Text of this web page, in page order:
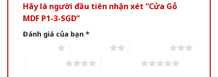
Hãy là người đầu tiên nhận xét “Cửa Gỗ
MDF P1-3-SGD”
Đánh giá của bạn *